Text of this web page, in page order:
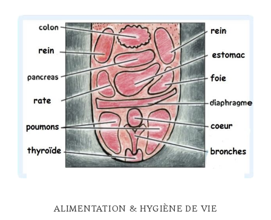
ALIMENTATION & HYGIÈNE DE VIE